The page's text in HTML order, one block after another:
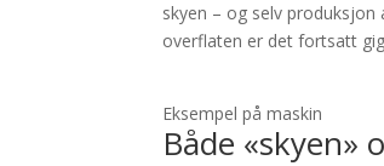
skyen – og selv
overflaten er det fortsatt
Eksempel på maskin
Både